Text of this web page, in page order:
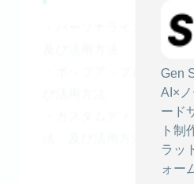
Gen
AI×ノ
ード
ト制
ラッ
ォー
・パーソナライズLPの機
・ポップアップ追加機能
・カスタムディメンショ